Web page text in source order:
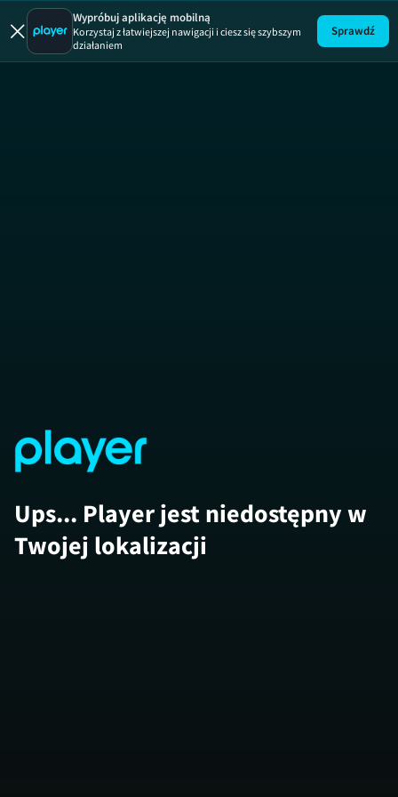
Wypróbuj aplikację mobilną
Korzystaj z łatwiejszej nawigacji i ciesz się szybszym
działaniem
Sprawdź
Ups... Player jest niedostępny w
Twojej lokalizacji